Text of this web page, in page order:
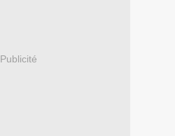
Publicité